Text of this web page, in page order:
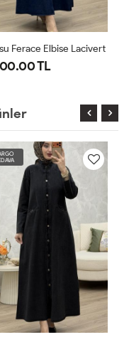
Ferace Elbise Lacivert
TL